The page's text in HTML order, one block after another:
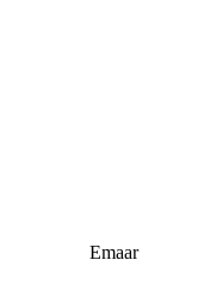
Emaar